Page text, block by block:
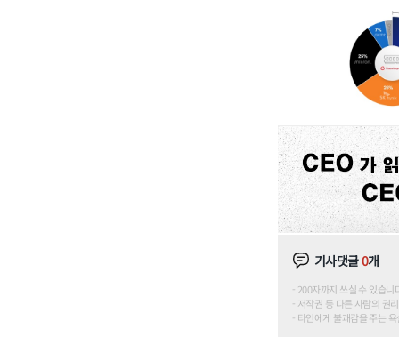
기사댓글0개
200자까지 쓰실 수 있습
저작권 등 다른 사람의 권
타인에게 불쾌감을 주는